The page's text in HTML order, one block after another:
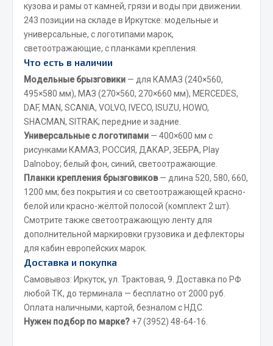
Весь раздел
Фильтры
JSB
Mann-filter
Vic
Автоторг
Дифа
Цитрон
Фильтры DONALDSON
Показать ещё
Весь раздел
Всё для сварки
Газосварка
Маски, краги сварщика
кузова и рамы от камней, грязи и воды при движении.
243 позиции на складе в Иркутске: модельные и
универсальные, с логотипами марок,
светоотражающие, с планками крепления.
Что есть в наличии
Модельные брызговики — для КАМАЗ (240×560,
495×580 мм), МАЗ (270×560, 270×660 мм), MERCEDES,
DAF, MAN, SCANIA, VOLVO, IVECO, ISUZU, HOWO,
SHACMAN, SITRAK; передние и задние.
Универсальные с логотипами — 400×600 мм с
рисунками КАМАЗ, РОССИЯ, ДАКАР, ЗЕБРА, Play
Dalnoboy; белый фон, синий, светоотражающие.
Планки крепления брызговиков — длина 520, 580, 660,
1200 мм; без покрытия и со светоотражающей красно-
белой или красно-жёлтой полосой (комплект 2 шт).
Смотрите также светоотражающую ленту для
дополнительной маркировки грузовика и дефлекторы
для кабин европейских марок.
Доставка и покупка
Самовывоз: Иркутск, ул. Трактовая, 9. Доставка по РФ
любой ТК, до терминала — бесплатно от 2000 руб.
Оплата наличными, картой, безналом с НДС.
Нужен подбор по марке? +7 (3952) 48-64-16